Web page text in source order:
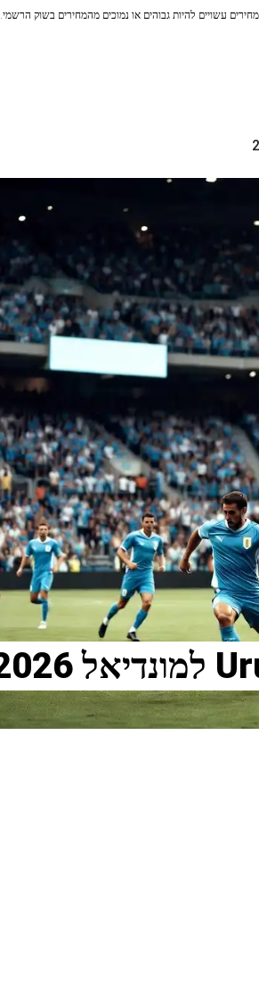
עשויים להיות גבוהים או נמוכים מהמחירים בשוק הרשמי.